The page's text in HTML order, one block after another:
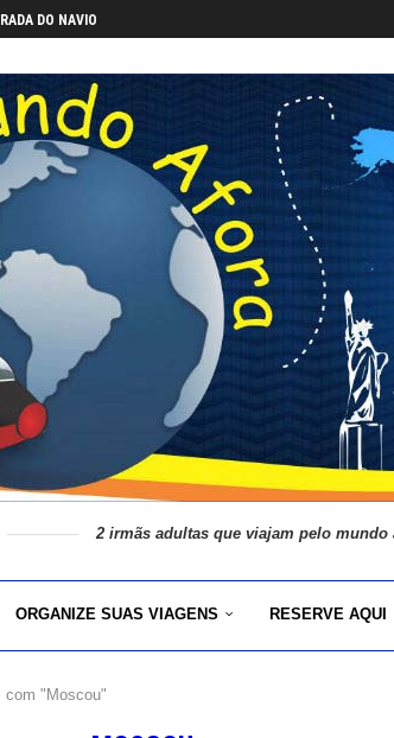
DO NAVIO
2 irmãs adultas que viajam pelo
ORGANIZE SUAS VIAGENS RESERVE AQUI
com "Moscou"